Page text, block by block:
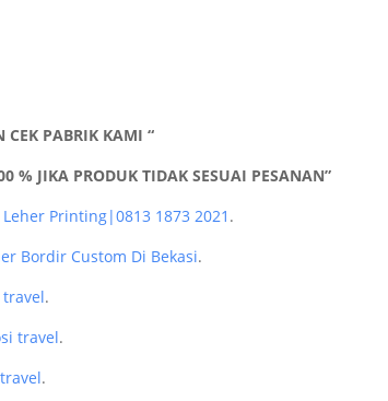
CEK PABRIK KAMI “
% JIKA PRODUK TIDAK SESUAI PESANAN”
Printing|0813 1873 2021 .
Bordir Custom Di Bekasi.
.
travel.
.